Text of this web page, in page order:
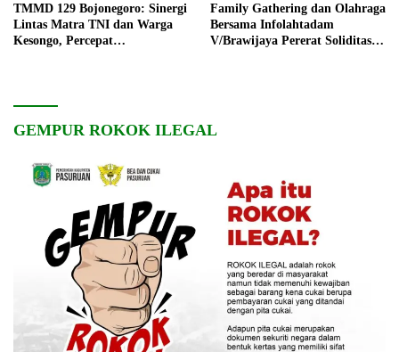
TMMD 129 Bojonegoro: Sinergi
Lintas Matra TNI dan Warga
Kesongo, Percepat
Family Gathering dan Olahraga
Bersama Infolahtadam
V/Brawijaya Pererat Soliditas
GEMPUR ROKOK ILEGAL